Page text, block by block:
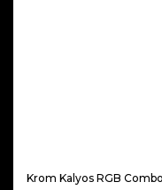
Krom Kalyos RGB